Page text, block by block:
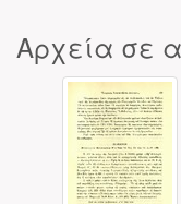
Αρχεία σε